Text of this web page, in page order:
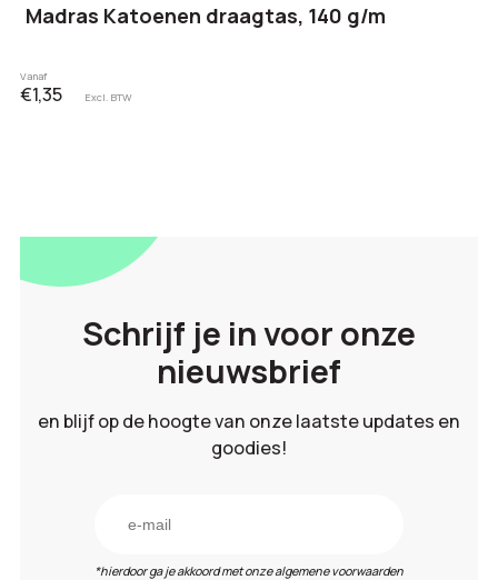
Madras Katoenen draagtas, 140 g/m
Vanaf
€1,35 Excl. BTW
Schrijf je in voor onze
nieuwsbrief
en blijf op de hoogte van onze laatste updates en
goodies!
*hierdoor ga je akkoord met onze algemene voorwaarden